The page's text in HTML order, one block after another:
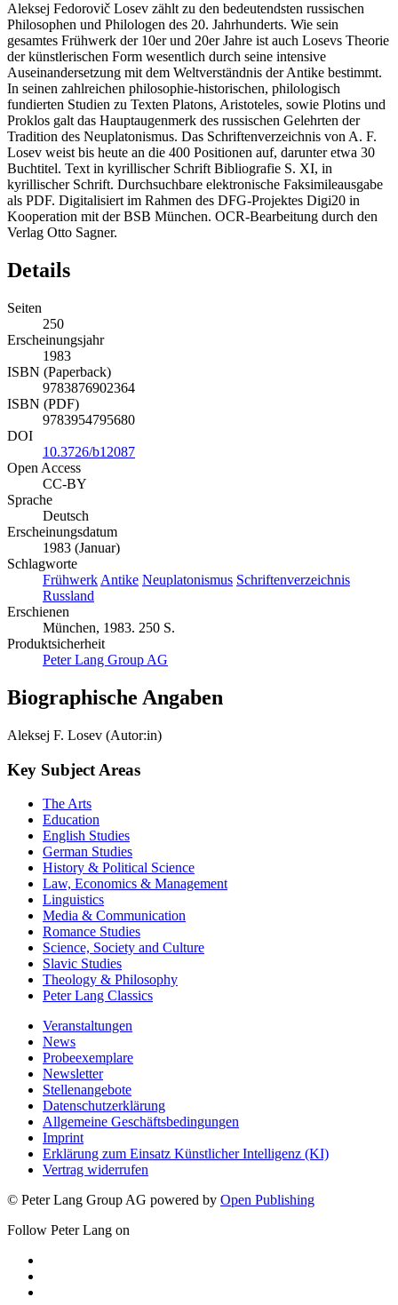
Aleksej Fedorovič Losev zählt zu den bedeutendsten russischen
Philosophen und Philologen des 20. Jahrhunderts. Wie sein
gesamtes Frühwerk der 10er und 20er Jahre ist auch Losevs Theorie
der künstlerischen Form wesentlich durch seine intensive
Auseinandersetzung mit dem Weltverständnis der Antike bestimmt.
In seinen zahlreichen philosophie-historischen, philologisch
fundierten Studien zu Texten Platons, Aristoteles, sowie Plotins und
Proklos galt das Hauptaugenmerk des russischen Gelehrten der
Tradition des Neuplatonismus. Das Schriftenverzeichnis von A. F.
Losev weist bis heute an die 400 Positionen auf, darunter etwa 30
Buchtitel. Text in kyrillischer Schrift Bibliografie S. XI, in
kyrillischer Schrift. Durchsuchbare elektronische Faksimileausgabe
als PDF. Digitalisiert im Rahmen des DFG-Projektes Digi20 in
Kooperation mit der BSB München. OCR-Bearbeitung durch den
Verlag Otto Sagner.
Details
Seiten
250
Erscheinungsjahr
1983
ISBN (Paperback)
9783876902364
ISBN (PDF)
9783954795680
DOI
10.3726/b12087
Open Access
CC-BY
Sprache
Deutsch
Erscheinungsdatum
1983 (Januar)
Schlagworte
Frühwerk Antike Neuplatonismus Schriftenverzeichnis
Russland
Erschienen
München, 1983. 250 S.
Produktsicherheit
Peter Lang Group AG
Biographische Angaben
Aleksej F. Losev (Autor:in)
Key Subject Areas
The Arts
Education
English Studies
German Studies
History & Political Science
Law, Economics & Management
Linguistics
Media & Communication
Romance Studies
Science, Society and Culture
Slavic Studies
Theology & Philosophy
Peter Lang Classics
Veranstaltungen
News
Probeexemplare
Newsletter
Stellenangebote
Datenschutzerklärung
Allgemeine Geschäftsbedingungen
Imprint
Erklärung zum Einsatz Künstlicher Intelligenz (KI)
Vertrag widerrufen
© Peter Lang Group AG powered by Open Publishing
Follow Peter Lang on